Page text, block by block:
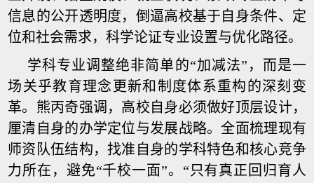
信息的公开透明度，倒逼高校基于自身条件、定
位和社会需求，科学论证专业设置与优化路径。
学科专业调整绝非简单的“加减法”，而是一
场关乎教育理念更新和制度体系重构的深刻变
革。熊丙奇强调，高校自身必须做好顶层设计，
厘清自身的办学定位与发展战略。全面梳理现有
师资队伍结构，找准自身的学科特色和核心竞争
力所在，避免“千校一面”。“只有真正回归育人